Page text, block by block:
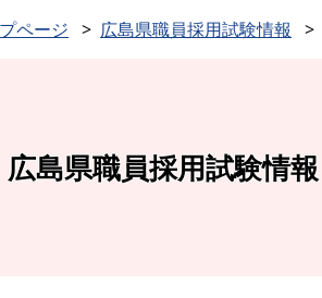
ページ 広島県職員採用試験情報
広島県職員採用試験情報